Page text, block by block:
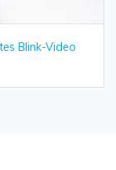
Blink-Video